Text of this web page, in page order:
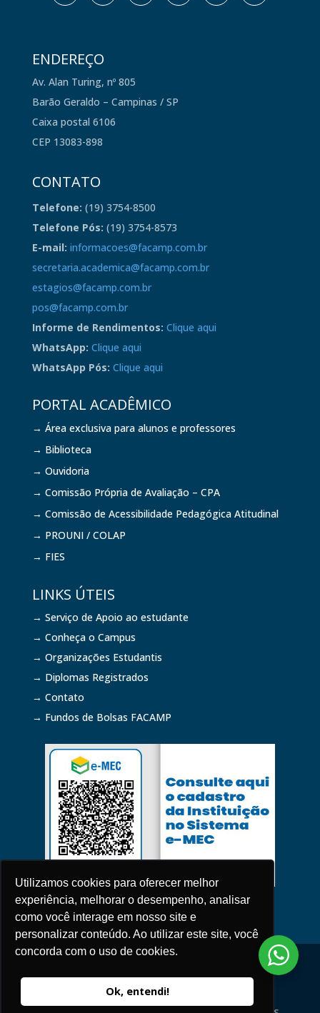
Utilizamos cookies para oferecer melhor
experiência, melhorar o desempenho, analisar
como você interage em nosso site e
personalizar conteúdo. Ao utilizar este site, você
concorda com o uso de cookies.
Ok, entendi!
ENDEREÇO
Av. Alan Turing, nº 805
Barão Geraldo – Campinas / SP
Caixa postal 6106
CEP 13083-898
CONTATO
Telefone: (19) 3754-8500
Telefone Pós: (19) 3754-8573
E-mail: informacoes@facamp.com.br
secretaria.academica@facamp.com.br
estagios@facamp.com.br
pos@facamp.com.br
Informe de Rendimentos: Clique aqui
WhatsApp: Clique aqui
WhatsApp Pós: Clique aqui
PORTAL ACADÊMICO
→ Área exclusiva para alunos e professores
→ Biblioteca
→ Ouvidoria
→ Comissão Própria de Avaliação – CPA
→ Comissão de Acessibilidade Pedagógica Atitudinal
→ PROUNI / COLAP
→ FIES
LINKS ÚTEIS
→ Serviço de Apoio ao estudante
→ Conheça o Campus
→ Organizações Estudantis
→ Diplomas Registrados
→ Contato
→ Fundos de Bolsas FACAMP
2026 © Todos os Direitos Reservados |